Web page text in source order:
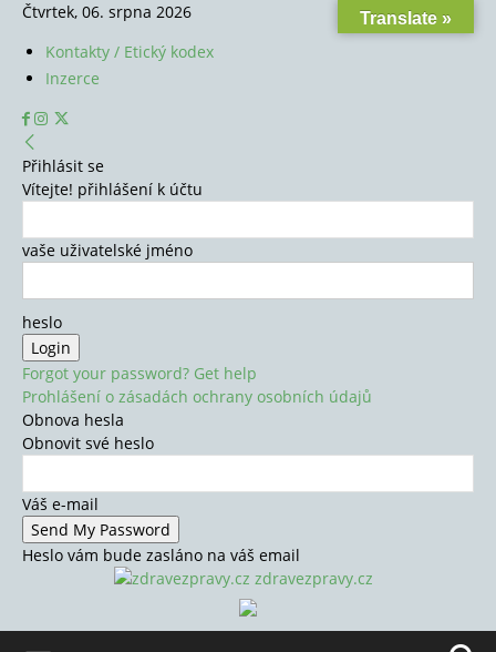
Čtvrtek, 06. srpna 2026
Kontakty / Etický kodex
Inzerce
Přihlásit se
Vítejte! přihlášení k účtu
vaše uživatelské jméno
heslo
Forgot your password? Get help
Prohlášení o zásadách ochrany osobních údajů
Obnova hesla
Obnovit své heslo
Váš e-mail
Heslo vám bude zasláno na váš email
zdravezpravy.cz
Translate »